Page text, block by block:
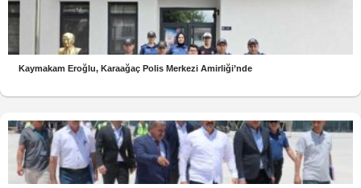
Kaymakam Eroğlu, Karaağaç Polis Merkezi Amirliği’nde